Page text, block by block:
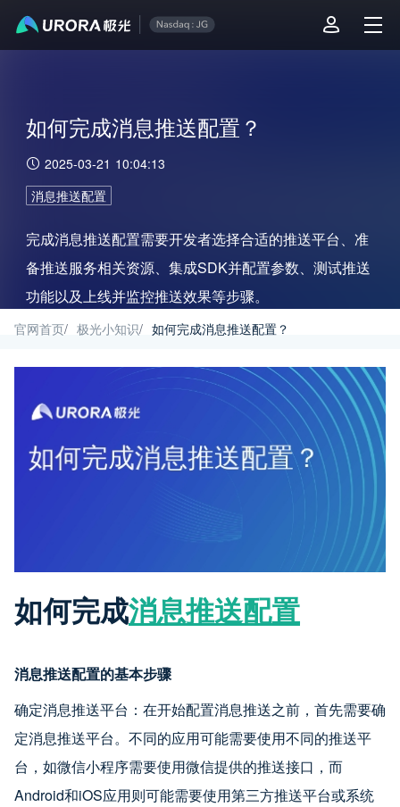
如何完成消息推送配置？
2025-03-21 10:04:13
消息推送配置
完成消息推送配置需要开发者选择合适的推送平台、准
备推送服务相关资源、集成SDK并配置参数、测试推送
功能以及上线并监控推送效果等步骤。
官网首页/ 极光小知识/ 如何完成消息推送配置？
如何完成消息推送配置
消息推送配置的基本步骤
确定消息推送平台：在开始配置消息推送之前，首先需要确
定消息推送平台。不同的应用可能需要使用不同的推送平
台，如微信小程序需要使用微信提供的推送接口，而
Android和iOS应用则可能需要使用第三方推送平台或系统